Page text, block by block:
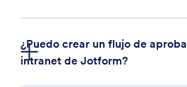
¿Puedo crear un flujo de
intranet de Jotform?